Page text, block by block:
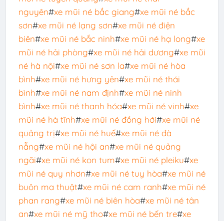
nguyên#xe mũi né bắc giang#xe mũi né bắc
sơn#xe mũi né lạng sơn#xe mũi né điện
biên#xe mũi né bắc ninh#xe mũi né hạ long#xe
mũi né hải phòng#xe mũi né hải dương#xe mũi
né hà nội#xe mũi né sơn la#xe mũi né hòa
bình#xe mũi né hưng yên#xe mũi né thái
bình#xe mũi né nam định#xe mũi né ninh
bình#xe mũi né thanh hóa#xe mũi né vinh#xe
mũi né hà tĩnh#xe mũi né đồng hới#xe mũi né
quảng trị#xe mũi né huế#xe mũi né đà
nẵng#xe mũi né hội an#xe mũi né quảng
ngãi#xe mũi né kon tum#xe mũi né pleiku#xe
mũi né quy nhơn#xe mũi né tuy hòa#xe mũi né
buôn ma thuật#xe mũi né cam ranh#xe mũi né
phan rang#xe mũi né biên hòa#xe mũi né tân
an#xe mũi né mỹ tho#xe mũi né bến tre#xe